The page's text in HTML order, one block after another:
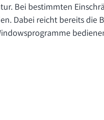
Bei bestimmten
Dabei reicht bereits die